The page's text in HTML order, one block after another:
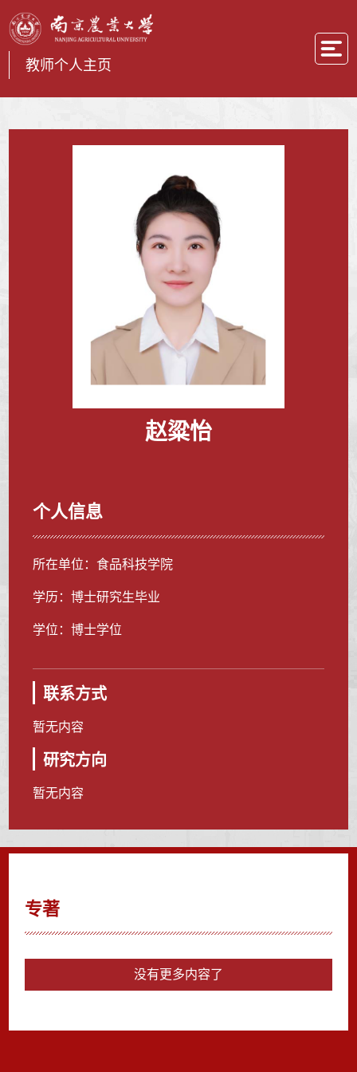
教师个人主页
赵粱怡
个人信息
所在单位：食品科技学院
学历：博士研究生毕业
学位：博士学位
联系方式
暂无内容
研究方向
暂无内容
专著
没有更多内容了